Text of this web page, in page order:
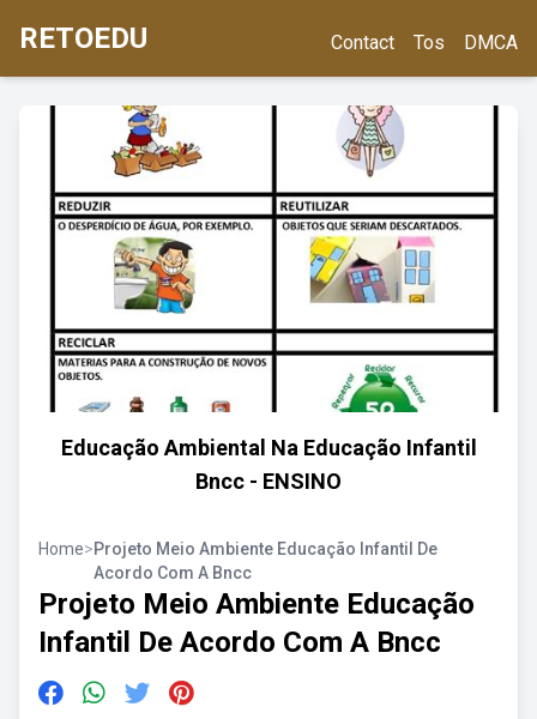
RETOEDU Contact Tos DMCA
Educação Ambiental Na Educação Infantil
Bncc - ENSINO
Home>Projeto Meio Ambiente Educação Infantil De
Acordo Com A Bncc
Projeto Meio Ambiente Educação
Infantil De Acordo Com A Bncc